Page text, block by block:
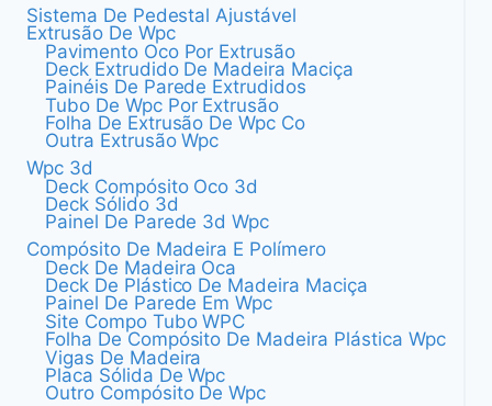
Sistema De Pedestal Ajustável
Extrusão De Wpc
Pavimento Oco Por Extrusão
Deck Extrudido De Madeira Maciça
Painéis De Parede Extrudidos
Tubo De Wpc Por Extrusão
Folha De Extrusão De Wpc Co
Outra Extrusão Wpc
Wpc 3d
Deck Compósito Oco 3d
Deck Sólido 3d
Painel De Parede 3d Wpc
Compósito De Madeira E Polímero
Deck De Madeira Oca
Deck De Plástico De Madeira Maciça
Painel De Parede Em Wpc
Site Compo Tubo WPC
Folha De Compósito De Madeira Plástica Wpc
Vigas De Madeira
Placa Sólida De Wpc
Outro Compósito De Wpc